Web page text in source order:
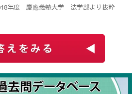
他の習い事がありました。その
学習を進める方法がとても私に
た。また、隙間時間にできる教
の必要な教科や苦手な教科を満
にも惹かれました。
年度 慶應義塾大学 法学部より抜粋